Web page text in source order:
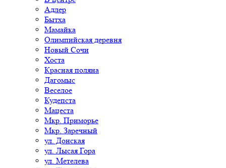
Адлер
Бытха
Мамайка
Олимпийская деревня
Новый Сочи
Хоста
Красная поляна
Дагомыс
Веселое
Кудепста
Мацеста
Мкр. Приморье
Мкр. Заречный
ул. Донская
ул. Лысая Гора
ул. Метелева